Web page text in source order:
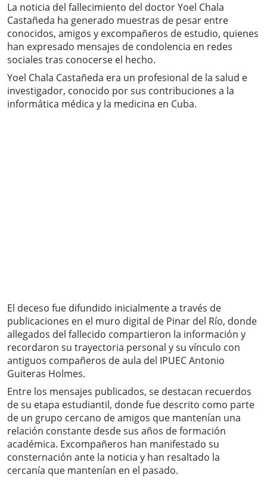
La noticia del fallecimiento del doctor Yoel Chala
Castañeda ha generado muestras de pesar entre
conocidos, amigos y excompañeros de estudio, quienes
han expresado mensajes de condolencia en redes
sociales tras conocerse el hecho.
Yoel Chala Castañeda era un profesional de la salud e
investigador, conocido por sus contribuciones a la
informática médica y la medicina en Cuba.
El deceso fue difundido inicialmente a través de
publicaciones en el muro digital de Pinar del Río, donde
allegados del fallecido compartieron la información y
recordaron su trayectoria personal y su vínculo con
antiguos compañeros de aula del IPUEC Antonio
Guiteras Holmes.
Entre los mensajes publicados, se destacan recuerdos
de su etapa estudiantil, donde fue descrito como parte
de un grupo cercano de amigos que mantenían una
relación constante desde sus años de formación
académica. Excompañeros han manifestado su
consternación ante la noticia y han resaltado la
cercanía que mantenían en el pasado.